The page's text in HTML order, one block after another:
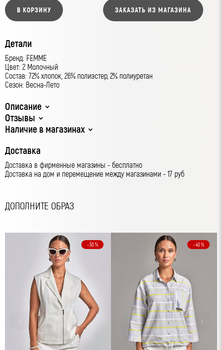
В КОРЗИНУ ЗАКАЗАТЬ ИЗ МАГАЗИНА
Детали
Бренд: FEMME
Цвет: 2 Молочный
Состав: 72% хлопок, 26% полиэстер, 2% полиуретан
Сезон: Весна-Лето
Описание
Отзывы
Наличие в магазинах
Доставка
Доставка в фирменные магазины - бесплатно
Доставка на дом и перемещение между магазинами - 17 руб
ДОПОЛНИТЕ ОБРАЗ
- 50 % - 40 %